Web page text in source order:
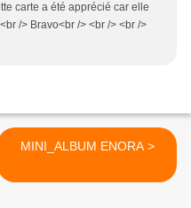
carte a été apprécié car elle
/> Bravo<br /> <br /> <br />
MINI_ALBUM ENORA >